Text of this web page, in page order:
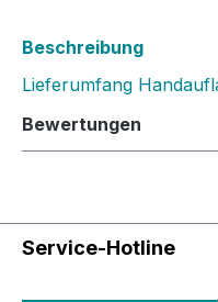
Beschreibung
Lieferumfang
Bewertungen
Service-Hotline